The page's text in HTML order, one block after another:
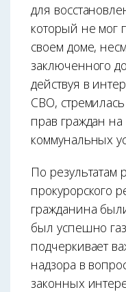
для
который не мог
своем доме,
заключенного
действуя в
СВО,
прав граждан
коммунальных
По результатам
прокурорского
гражданина
был успешно
подчеркивает
надзора в
законных